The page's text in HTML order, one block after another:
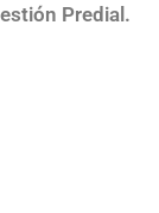
Predial.